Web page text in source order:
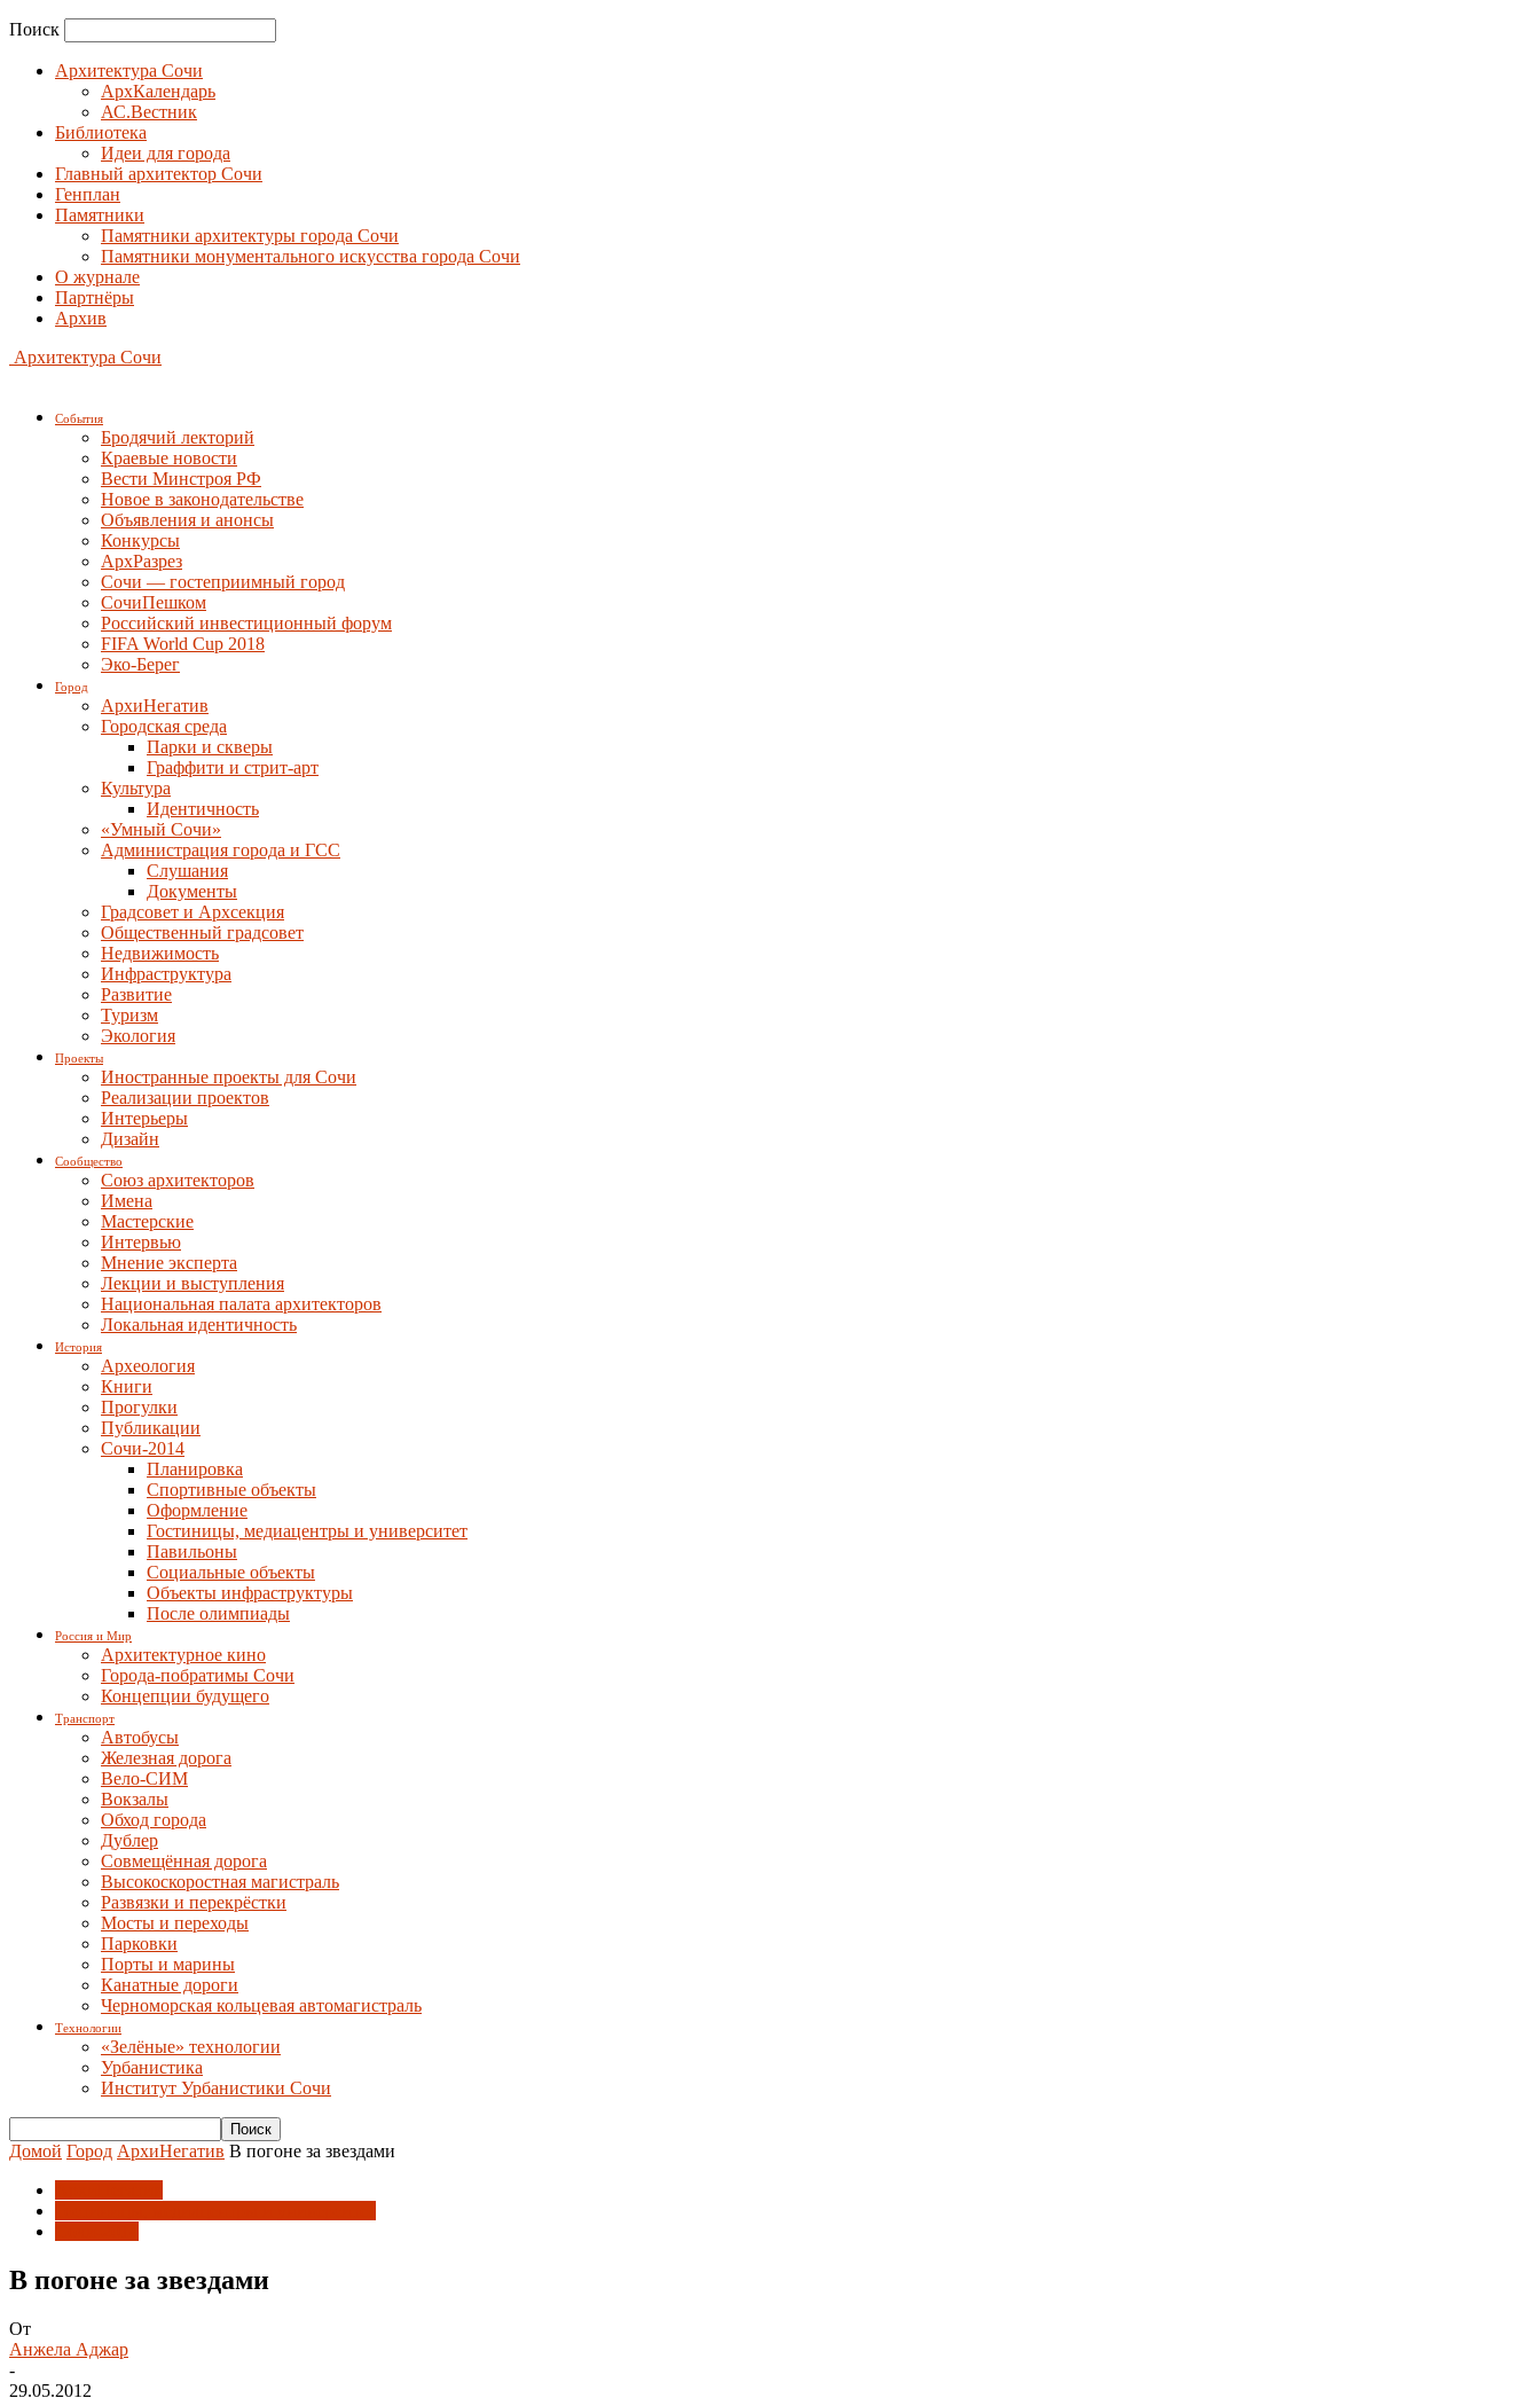
Поиск
Архитектура Сочи
АрхКалендарь
АС.Вестник
Библиотека
Идеи для города
Главный архитектор Сочи
Генплан
Памятники
Памятники архитектуры города Сочи
Памятники монументального искусства города Сочи
О журнале
Партнёры
Архив
Архитектура Сочи
События
Бродячий лекторий
Краевые новости
Вести Минстроя РФ
Новое в законодательстве
Объявления и анонсы
Конкурсы
АрхРазрез
Сочи — гостеприимный город
СочиПешком
Российский инвестиционный форум
FIFA World Cup 2018
Эко-Берег
Город
АрхиНегатив
Городская среда
Парки и скверы
Граффити и стрит-арт
Культура
Идентичность
«Умный Сочи»
Администрация города и ГСС
Слушания
Документы
Градсовет и Архсекция
Общественный градсовет
Недвижимость
Инфраструктура
Развитие
Туризм
Экология
Проекты
Иностранные проекты для Сочи
Реализации проектов
Интерьеры
Дизайн
Сообщество
Союз архитекторов
Имена
Мастерские
Интервью
Мнение эксперта
Лекции и выступления
Национальная палата архитекторов
Локальная идентичность
История
Археология
Книги
Прогулки
Публикации
Сочи-2014
Планировка
Спортивные объекты
Оформление
Гостиницы, медиацентры и университет
Павильоны
Социальные объекты
Объекты инфраструктуры
После олимпиады
Россия и Мир
Архитектурное кино
Города-побратимы Сочи
Концепции будущего
Транспорт
Автобусы
Железная дорога
Вело-СИМ
Вокзалы
Обход города
Дублер
Совмещённая дорога
Высокоскоростная магистраль
Развязки и перекрёстки
Мосты и переходы
Парковки
Порты и марины
Канатные дороги
Черноморская кольцевая автомагистраль
Технологии
«Зелёные» технологии
Урбанистика
Институт Урбанистики Сочи
Домой Город АрхиНегатив В погоне за звездами
В погоне за звездами
От
Анжела Аджар
-
29.05.2012